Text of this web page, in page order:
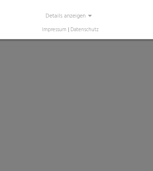
Details anzeigen
Impressum | Datenschutz